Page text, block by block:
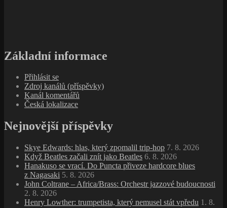
Základní informace
Přihlásit se
Zdroj kanálů (příspěvky)
Kanál komentářů
Česká lokalizace
Nejnovější příspěvky
Skye Edwards: hlas, který zpomalil trip‑hop 7. 8. 2026
Když Beatles začali znít jako Beatles 6. 8. 2026
Hanakuso se vrací. Do Puncta přiveze hardcore blues
z Nagasaki 5. 8. 2026
John Coltrane – Africa/Brass: Orchestr jazzové budoucnosti
2. 8. 2026
Henry Lowther: trumpetista, který nemusel stát vpředu 1. 8.